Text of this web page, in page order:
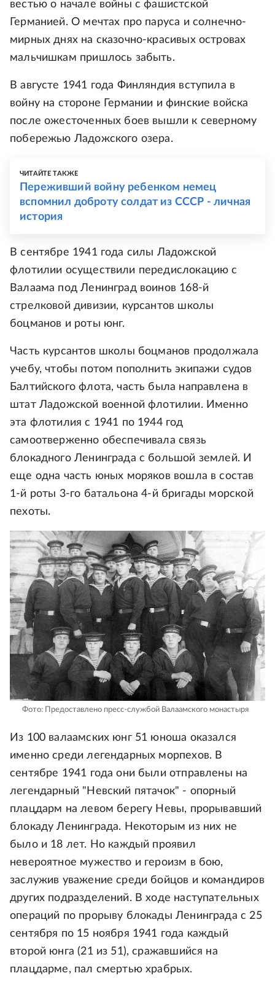
вестью о начале войны с фашистской
Германией. О мечтах про паруса и солнечно-
мирных днях на сказочно-красивых островах
мальчишкам пришлось забыть.
В августе 1941 года Финляндия вступила в
войну на стороне Германии и финские войска
после ожесточенных боев вышли к северному
побережью Ладожского озера.
ЧИТАЙТЕ ТАКЖЕ
Переживший войну ребенком немец
вспомнил доброту солдат из СССР - личная
история
В сентябре 1941 года силы Ладожской
флотилии осуществили передислокацию с
Валаама под Ленинград воинов 168-й
стрелковой дивизии, курсантов школы
боцманов и роты юнг.
Часть курсантов школы боцманов продолжала
учебу, чтобы потом пополнить экипажи судов
Балтийского флота, часть была направлена в
штат Ладожской военной флотилии. Именно
эта флотилия с 1941 по 1944 год
самоотверженно обеспечивала связь
блокадного Ленинграда с большой землей. И
еще одна часть юных моряков вошла в состав
1-й роты 3-го батальона 4-й бригады морской
пехоты.
Фото: Предоставлено пресс-службой Валаамского монастыря
Из 100 валаамских юнг 51 юноша оказался
именно среди легендарных морпехов. В
сентябре 1941 года они были отправлены на
легендарный "Невский пятачок" - опорный
плацдарм на левом берегу Невы, прорывавший
блокаду Ленинграда. Некоторым из них не
было и 18 лет. Но каждый проявил
невероятное мужество и героизм в бою,
заслужив уважение среди бойцов и командиров
других подразделений. В ходе наступательных
операций по прорыву блокады Ленинграда с 25
сентября по 15 ноября 1941 года каждый
второй юнга (21 из 51), сражавшийся на
плацдарме, пал смертью храбрых.